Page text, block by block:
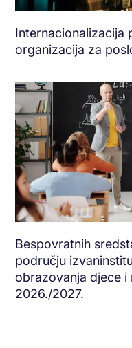
Internacionalizacija
organizacija za
Bespovratnih
području
obrazovanja djece
2026./2027.